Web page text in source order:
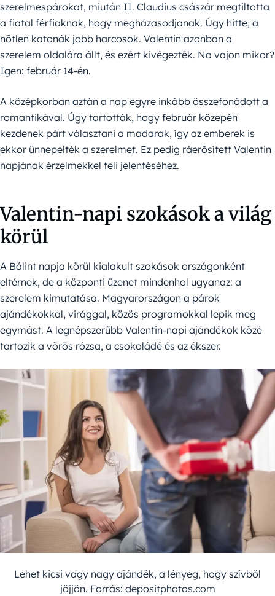
szerelmespárokat, miután II. Claudius császár megtiltotta
a fiatal férfiaknak, hogy megházasodjanak. Úgy hitte, a
nőtlen katonák jobb harcosok. Valentin azonban a
szerelem oldalára állt, és ezért kivégezték. Na vajon mikor?
Igen: február 14-én.
A középkorban aztán a nap egyre inkább összefonódott a
romantikával. Úgy tartották, hogy február közepén
kezdenek párt választani a madarak, így az emberek is
ekkor ünnepelték a szerelmet. Ez pedig ráerősített Valentin
napjának érzelmekkel teli jelentéséhez.
Valentin-napi szokások a világ
körül
A Bálint napja körül kialakult szokások országonként
eltérnek, de a központi üzenet mindenhol ugyanaz: a
szerelem kimutatása. Magyarországon a párok
ajándékokkal, virággal, közös programokkal lepik meg
egymást. A legnépszerűbb Valentin-napi ajándékok közé
tartozik a vörös rózsa, a csokoládé és az ékszer.
Lehet kicsi vagy nagy ajándék, a lényeg, hogy szívből
jöjjön. Forrás: depositphotos.com